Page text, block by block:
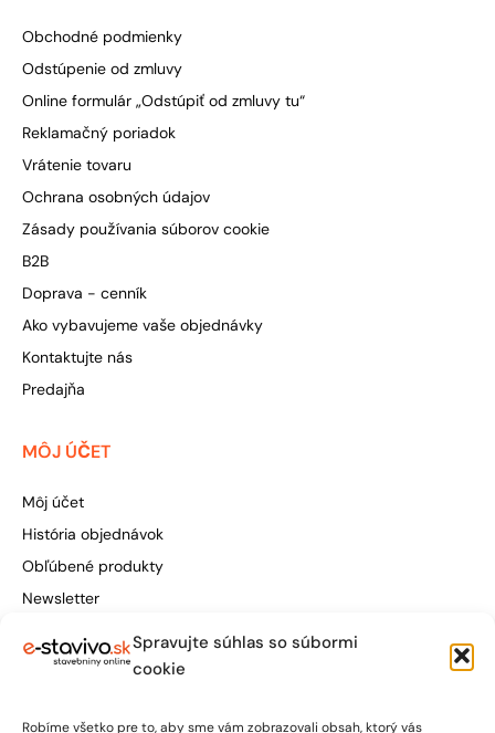
Spravujte súhlas so súbormi
cookie
Robíme všetko pre to, aby sme vám zobrazovali obsah, ktorý vás
Obchodné podmienky
Odstúpenie od zmluvy
Online formulár „Odstúpiť od zmluvy tu“
Reklamačný poriadok
Vrátenie tovaru
Ochrana osobných údajov
Zásady používania súborov cookie
B2B
Doprava - cenník
Ako vybavujeme vaše objednávky
Kontaktujte nás
Predajňa
MÔJ ÚČET
Môj účet
História objednávok
Obľúbené produkty
Newsletter
Štúrova 155, 949 01 Nitra